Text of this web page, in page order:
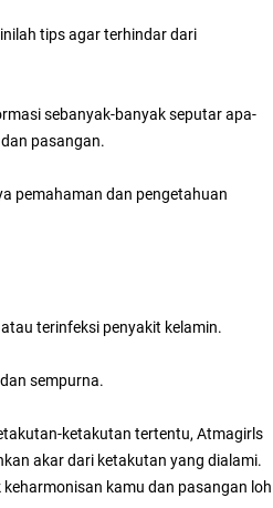
tips agar terhindar dari
sebanyak-banyak seputar apa-
pasangan.
pemahaman dan pengetahuan
terinfeksi penyakit kelamin.
sempurna.
ketakutan tertentu, Atmagirls
akar dari ketakutan yang dialami.
kamu dan pasangan loh